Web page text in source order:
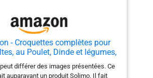
- Croquettes complètes pour
au Poulet, Dinde et légumes,
10kg, Lot de 1
différer des images présentées. Ce
auparavant un produit Solimo. Il fait